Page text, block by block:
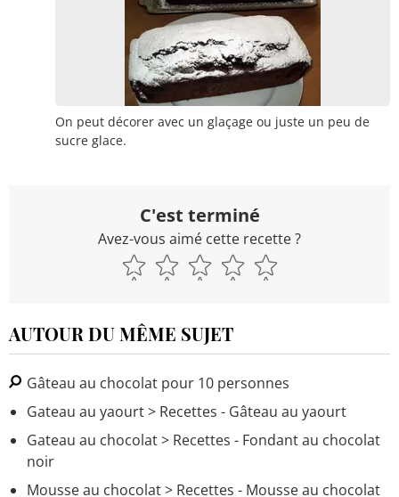
On peut décorer avec un glaçage ou juste un peu de
sucre glace.
C'est terminé
Avez-vous aimé cette recette ?
AUTOUR DU MÊME SUJET
Gâteau au chocolat pour 10 personnes
Gateau au yaourt> Recettes - Gâteau au yaourt
Gateau au chocolat> Recettes - Fondant au chocolat
noir
Mousse au chocolat> Recettes - Mousse au chocolat